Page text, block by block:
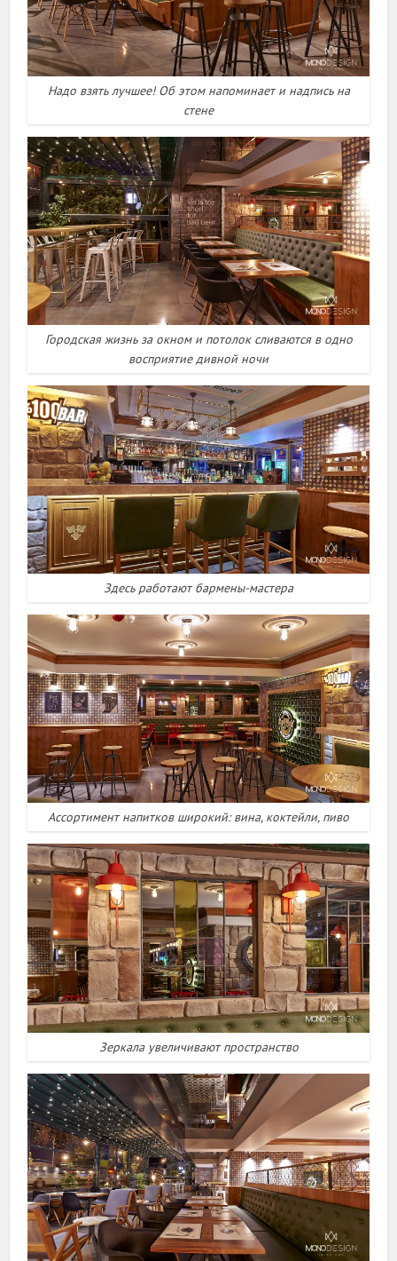
Надо взять лучшее! Об этом напоминает и надпись на
стене
Городская жизнь за окном и потолок сливаются в одно
восприятие дивной ночи
Здесь работают бармены-мастера
Ассортимент напитков широкий: вина, коктейли, пиво
Зеркала увеличивают пространство